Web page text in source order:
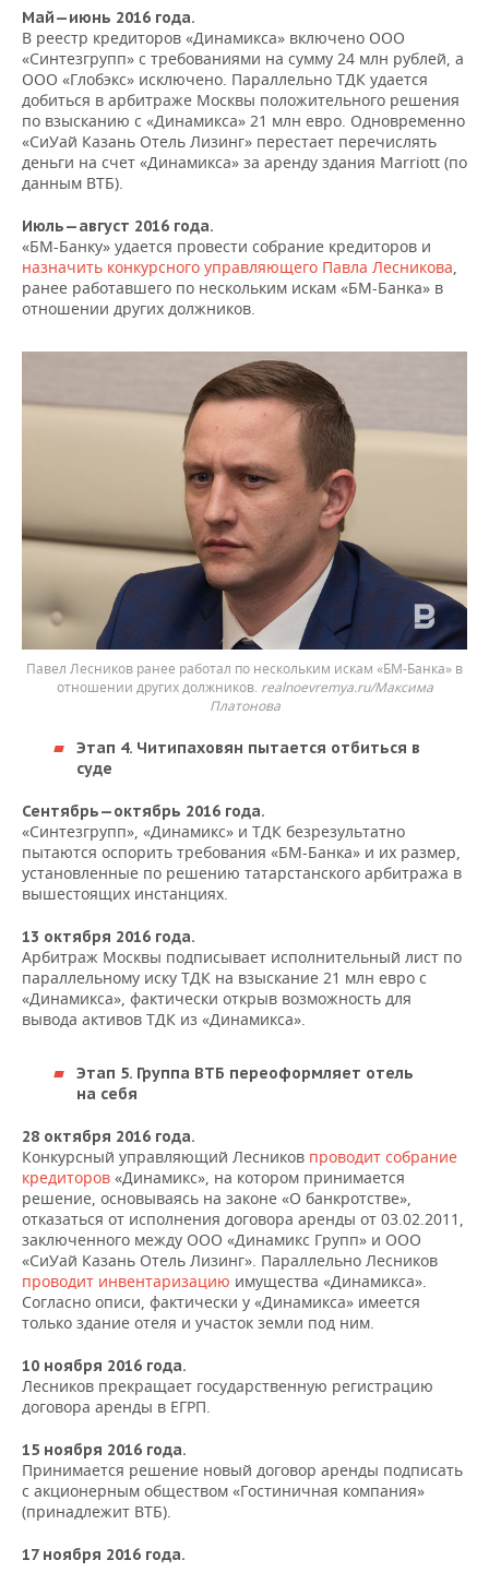
Май—июнь 2016 года.
В реестр кредиторов «Динамикса» включено ООО
«Синтезгрупп» с требованиями на сумму 24 млн рублей, а
ООО «Глобэкс» исключено. Параллельно ТДК удается
добиться в арбитраже Москвы положительного решения
по взысканию с «Динамикса» 21 млн евро. Одновременно
«СиУай Казань Отель Лизинг» перестает перечислять
деньги на счет «Динамикса» за аренду здания Marriott (по
данным ВТБ).
Июль—август 2016 года.
«БМ-Банку» удается провести собрание кредиторов и
назначить конкурсного управляющего Павла Лесникова,
ранее работавшего по нескольким искам «БМ-Банка» в
отношении других должников.
Павел Лесников ранее работал по нескольким искам «БМ-Банка» в
отношении других должников. realnoevremya.ru/Максима
Платонова
Этап 4. Читипаховян пытается отбиться в
суде
Сентябрь—октябрь 2016 года.
«Синтезгрупп», «Динамикс» и ТДК безрезультатно
пытаются оспорить требования «БМ-Банка» и их размер,
установленные по решению татарстанского арбитража в
вышестоящих инстанциях.
13 октября 2016 года.
Арбитраж Москвы подписывает исполнительный лист по
параллельному иску ТДК на взыскание 21 млн евро с
«Динамикса», фактически открыв возможность для
вывода активов ТДК из «Динамикса».
Этап 5. Группа ВТБ переоформляет отель
на себя
28 октября 2016 года.
Конкурсный управляющий Лесников проводит собрание
кредиторов «Динамикс», на котором принимается
решение, основываясь на законе «О банкротстве»,
отказаться от исполнения договора аренды от 03.02.2011,
заключенного между ООО «Динамикс Групп» и ООО
«СиУай Казань Отель Лизинг». Параллельно Лесников
проводит инвентаризацию имущества «Динамикса».
Согласно описи, фактически у «Динамикса» имеется
только здание отеля и участок земли под ним.
10 ноября 2016 года.
Лесников прекращает государственную регистрацию
договора аренды в ЕГРП.
15 ноября 2016 года.
Принимается решение новый договор аренды подписать
с акционерным обществом «Гостиничная компания»
(принадлежит ВТБ).
17 ноября 2016 года.